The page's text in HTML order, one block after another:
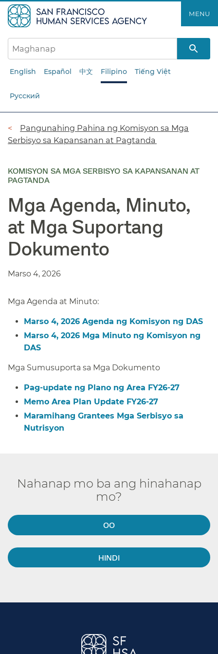
ang
pangunahing
nilalaman​​
MENU​​
English Español 中文 Filipino Tiếng Việt
Русский
Breadcrumb​​
Pangunahing Pahina ng Komisyon sa Mga
Serbisyo sa Kapansanan at Pagtanda​​
KOMISYON SA MGA SERBISYO SA KAPANSANAN AT
PAGTANDA
Mga Agenda, Minuto,
at Mga Suportang
Dokumento​​
Marso 4, 2026​​
Mga Agenda at Minuto:​​
Marso 4, 2026 Agenda ng Komisyon ng DAS​​
Marso 4, 2026 Mga Minuto ng Komisyon ng
DAS​​
Mga Sumusuporta sa Mga Dokumento​​
Pag-update ng Plano ng Area FY26-27​​
Memo Area Plan Update FY26-27​​
Maramihang Grantees Mga Serbisyo sa
Nutrisyon​​
Nahanap mo ba ang hinahanap
mo?​​
OO​​
HINDI​​